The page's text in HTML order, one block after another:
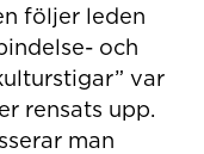
följer leden
och
var
rensats upp.
man